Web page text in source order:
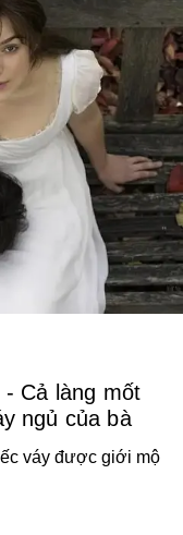
Cả làng mốt
ngủ của bà
váy được giới mộ